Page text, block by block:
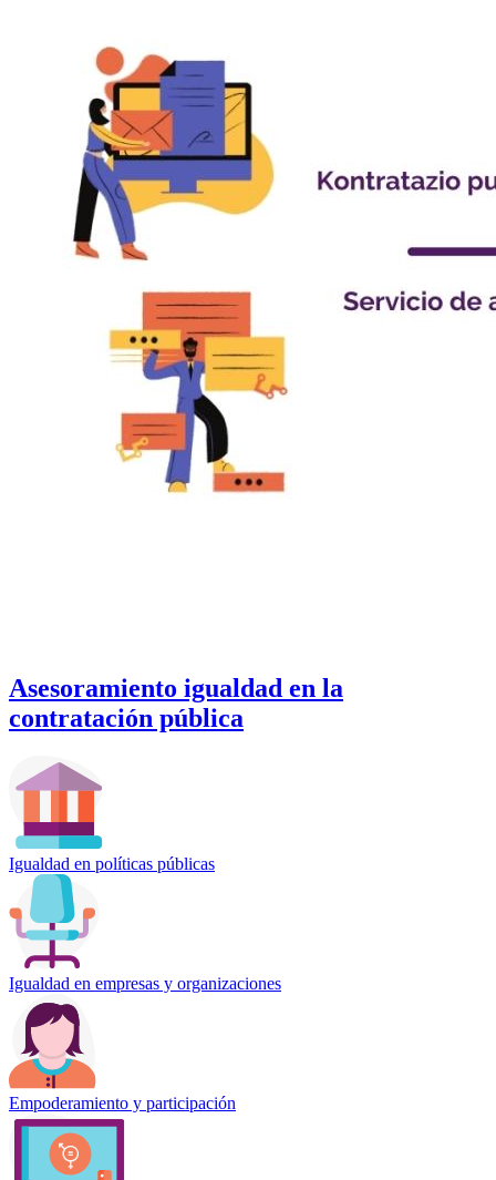
Asesoramiento igualdad en la
contratación pública
Igualdad en políticas públicas
Igualdad en empresas y organizaciones
Empoderamiento y participación